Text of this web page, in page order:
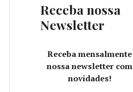
Receba nossa
Newsletter
Receba mensalmente
nossa newsletter com
novidades!